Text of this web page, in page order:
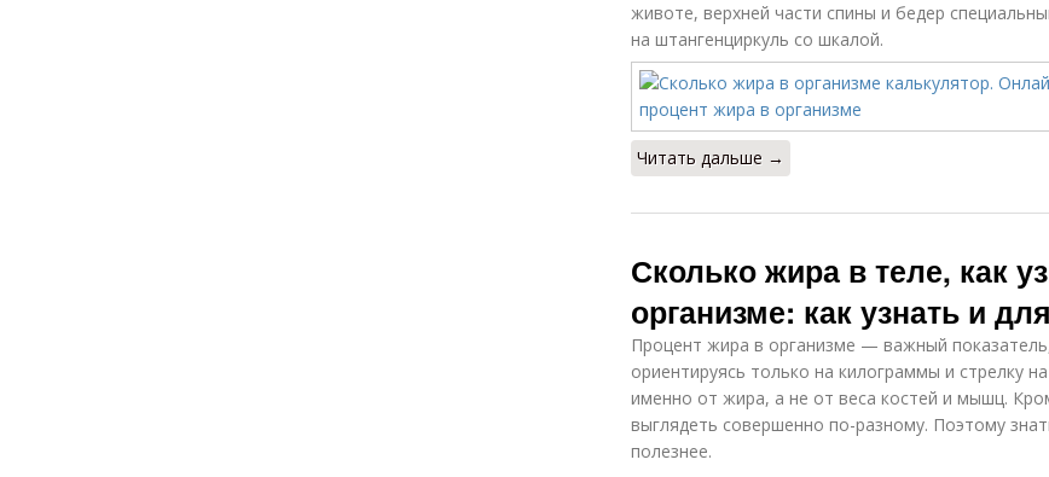
животе, верхней части спины и бедер
на штангенциркуль со шкалой.
Читать дальше →
Сколько жира в теле, как
организме: как узнать и
Процент жира в организме — важный
ориентируясь только на килограммы и стрелку
именно от жира, а не от веса костей и мышц.
выглядеть совершенно по-разному. Поэтому
полезнее.